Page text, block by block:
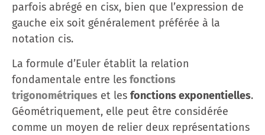
parfois abrégé en cis⁡x, bien que l’expression de
gauche eix soit généralement préférée à la
notation cis.
La formule d’Euler établit la relation
fondamentale entre les fonctions
trigonométriques et les fonctions exponentielles.
Géométriquement, elle peut être considérée
comme un moyen de relier deux représentations